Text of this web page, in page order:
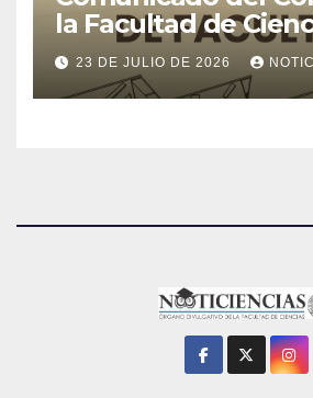
la Facultad de
23 DE JULIO DE 2026